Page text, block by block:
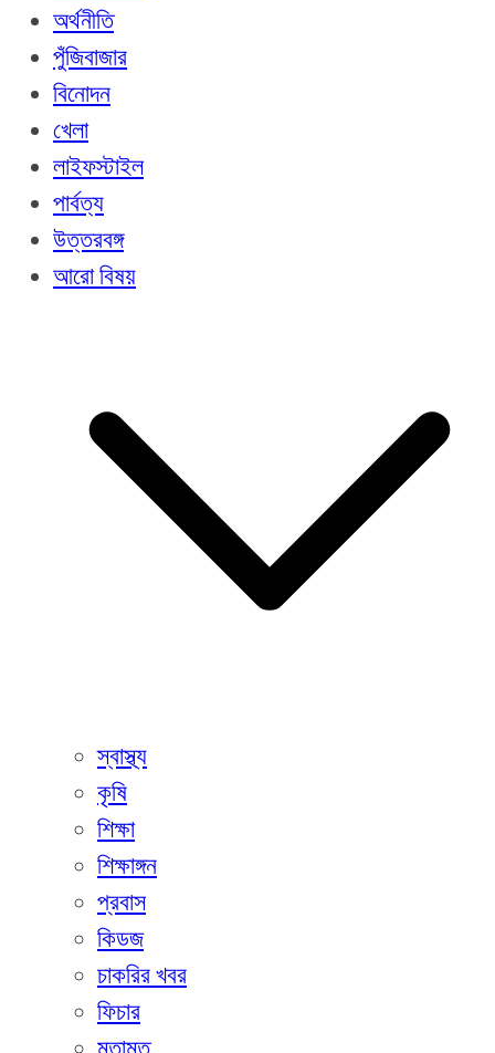
অর্থনীতি
পুঁজিবাজার
বিনোদন
খেলা
লাইফস্টাইল
পার্বত্য
উত্তরবঙ্গ
আরো বিষয়
স্বাস্থ্য
কৃষি
শিক্ষা
শিক্ষাঙ্গন
প্রবাস
কিডজ
চাকরির খবর
ফিচার